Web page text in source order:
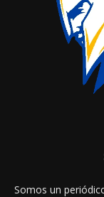
Somos un